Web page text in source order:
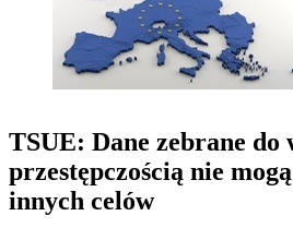
TSUE: Dane zebrane do
przestępczością nie
innych celów